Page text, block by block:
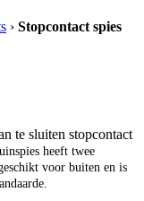
› Stopcontact spies
te sluiten stopcontact
heeft twee
voor buiten en is